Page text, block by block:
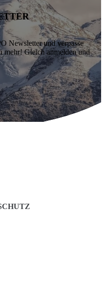
Newsletter und verpasse
mehr! Gleich anmelden und